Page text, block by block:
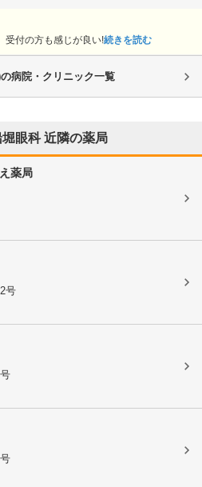
受付の方も感じが良い!続きを読む
病院・クリニック一覧
堀眼科近隣の薬局
薬局
号